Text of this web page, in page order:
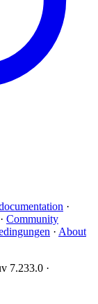
·
· Community
· About
7.233.0 ·